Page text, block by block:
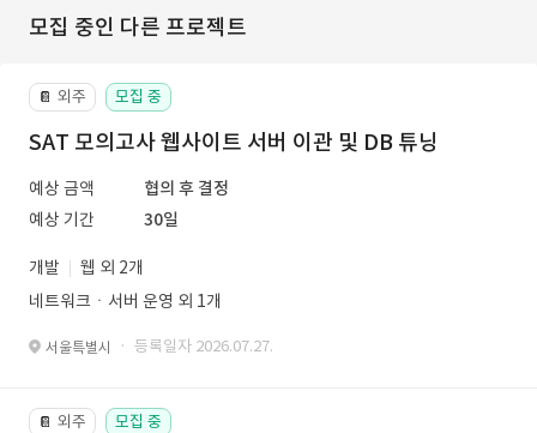
모집 중인 다른 프로젝트
📔 외주 모집 중
SAT 모의고사 웹사이트 서버 이관 및 DB 튜닝
예상 금액
협의 후 결정
예상 기간
30일
개발
웹 외 2개
네트워크ㆍ서버 운영 외 1개
서울특별시 · 등록일자 2026.07.27.
📔 외주 모집 중